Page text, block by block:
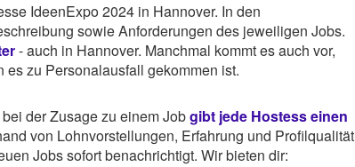
IdeenExpo 2024 in Hannover. In den
sowie Anforderungen des jeweiligen Jobs.
- auch in Hannover. Manchmal kommt es auch vor,
zu Personalausfall gekommen ist.
der Zusage zu einem Jobgibt jede Hostess einen
von Lohnvorstellungen, Erfahrung und Profilqualität
Jobs sofort benachrichtigt. Wir bieten dir: